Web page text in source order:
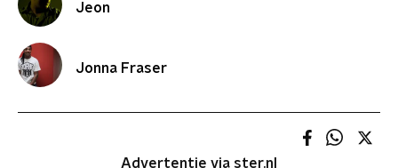
Jeon
Jonna Fraser
Advertentie via ster.nl